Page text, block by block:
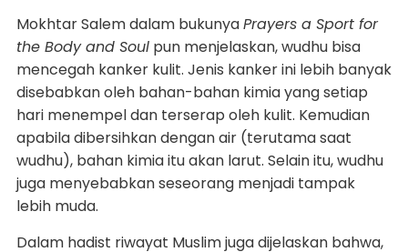
Mokhtar Salem dalam bukunyaPrayers a Sport for
the Body and Soulpun menjelaskan, wudhu bisa
mencegah kanker kulit. Jenis kanker ini lebih banyak
disebabkan oleh bahan-bahan kimia yang setiap
hari menempel dan terserap oleh kulit. Kemudian
apabila dibersihkan dengan air (terutama saat
wudhu), bahan kimia itu akan larut. Selain itu, wudhu
juga menyebabkan seseorang menjadi tampak
lebih muda.
Dalam hadist riwayat Muslim juga dijelaskan bahwa,